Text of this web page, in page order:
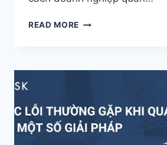
READ MORE ACCRUAL
BASIS:
KẾ
TOÁN
NÀO